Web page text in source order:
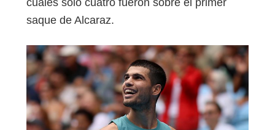
saque de Alcaraz.